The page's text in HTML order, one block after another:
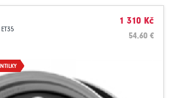
1 310 Kč
54.60 €